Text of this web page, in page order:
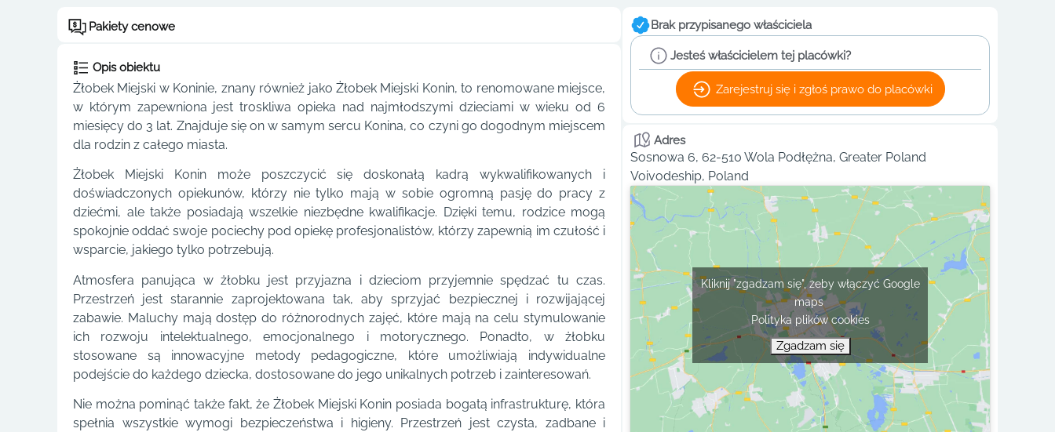
Pakiety cenowe
Opis obiektu
Żłobek Miejski w Koninie, znany również jako Żłobek Miejski Konin, to renomowane miejsce,
w którym zapewniona jest troskliwa opieka nad najmłodszymi dzieciami w wieku od 6
miesięcy do 3 lat. Znajduje się on w samym sercu Konina, co czyni go dogodnym miejscem
dla rodzin z całego miasta.
Żłobek Miejski Konin może poszczycić się doskonałą kadrą wykwalifikowanych i
doświadczonych opiekunów, którzy nie tylko mają w sobie ogromną pasję do pracy z
dziećmi, ale także posiadają wszelkie niezbędne kwalifikacje. Dzięki temu, rodzice mogą
spokojnie oddać swoje pociechy pod opiekę profesjonalistów, którzy zapewnią im czułość i
wsparcie, jakiego tylko potrzebują.
Atmosfera panująca w żłobku jest przyjazna i dzieciom przyjemnie spędzać tu czas.
Przestrzeń jest starannie zaprojektowana tak, aby sprzyjać bezpiecznej i rozwijającej
zabawie. Maluchy mają dostęp do różnorodnych zajęć, które mają na celu stymulowanie
ich rozwoju intelektualnego, emocjonalnego i motorycznego. Ponadto, w żłobku
stosowane są innowacyjne metody pedagogiczne, które umożliwiają indywidualne
podejście do każdego dziecka, dostosowane do jego unikalnych potrzeb i zainteresowań.
Nie można pominąć także fakt, że Żłobek Miejski Konin posiada bogatą infrastrukturę, która
spełnia wszystkie wymogi bezpieczeństwa i higieny. Przestrzeń jest czysta, zadbane i
Brak przypisanego właściciela
Jesteś właścicielem tej placówki?
Zarejestruj się i zgłoś prawo do placówki
Adres
Sosnowa 6, 62-510 Wola Podłężna, Greater Poland
Voivodeship, Poland
Kliknij "zgadzam się", żeby włączyć Google
maps
Polityka plików cookies
Zgadzam się